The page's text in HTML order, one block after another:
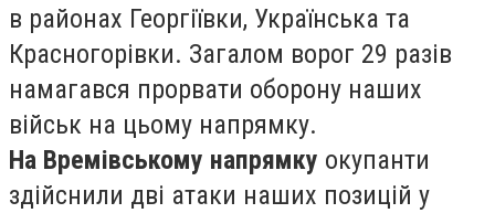
в районах Георгіївки, Українська та
Красногорівки. Загалом ворог 29 разів
намагався прорвати оборону наших
військ на цьому напрямку.
На Времівському напрямку окупанти
здійснили дві атаки наших позицій у